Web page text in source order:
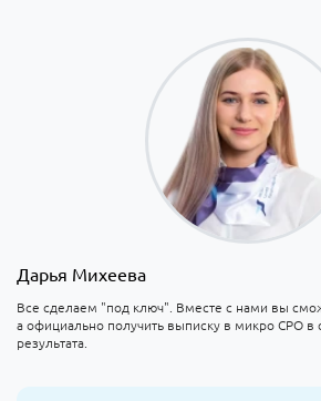
Дарья Михеева
Все сделаем "под ключ". Вместе с нами вы
а официально получить выписку в микро СРО в
результата.